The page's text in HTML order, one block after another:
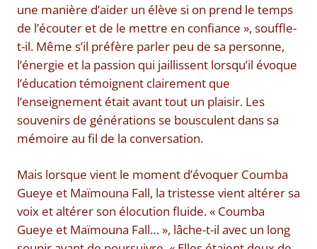
une manière d’aider un élève si on prend le temps
de l’écouter et de le mettre en confiance », souffle-
t-il. Même s’il préfère parler peu de sa personne,
l’énergie et la passion qui jaillissent lorsqu’il évoque
l’éducation témoignent clairement que
l’enseignement était avant tout un plaisir. Les
souvenirs de générations se bousculent dans sa
mémoire au fil de la conversation.
Mais lorsque vient le moment d’évoquer Coumba
Gueye et Maïmouna Fall, la tristesse vient altérer sa
voix et altérer son élocution fluide. « Coumba
Gueye et Maïmouna Fall… », lâche-t-il avec un long